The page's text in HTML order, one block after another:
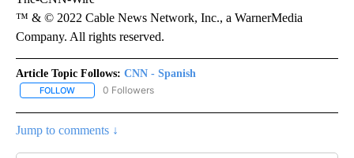
™ & © 2022 Cable News Network, Inc., a WarnerMedia
Company. All rights reserved.
Article Topic Follows: CNN - Spanish
FOLLOW FOLLOW "CNN - SPANISH" TO RECEIVE NOTIFICATIONS ABOUT
0 Followers
Jump to comments ↓